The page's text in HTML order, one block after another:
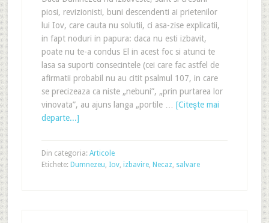
piosi, revizionisti, buni descendenti ai prietenilor
lui Iov, care cauta nu solutii, ci asa-zise explicatii,
in fapt noduri in papura: daca nu esti izbavit,
poate nu te-a condus El in acest foc si atunci te
lasa sa suporti consecintele (cei care fac astfel de
afirmatii probabil nu au citit psalmul 107, in care
se precizeaza ca niste „nebuni”, „prin purtarea lor
vinovata”, au ajuns langa „portile … [Citeşte mai
departe...]
Din categoria: Articole
Etichete: Dumnezeu, Iov, izbavire, Necaz, salvare